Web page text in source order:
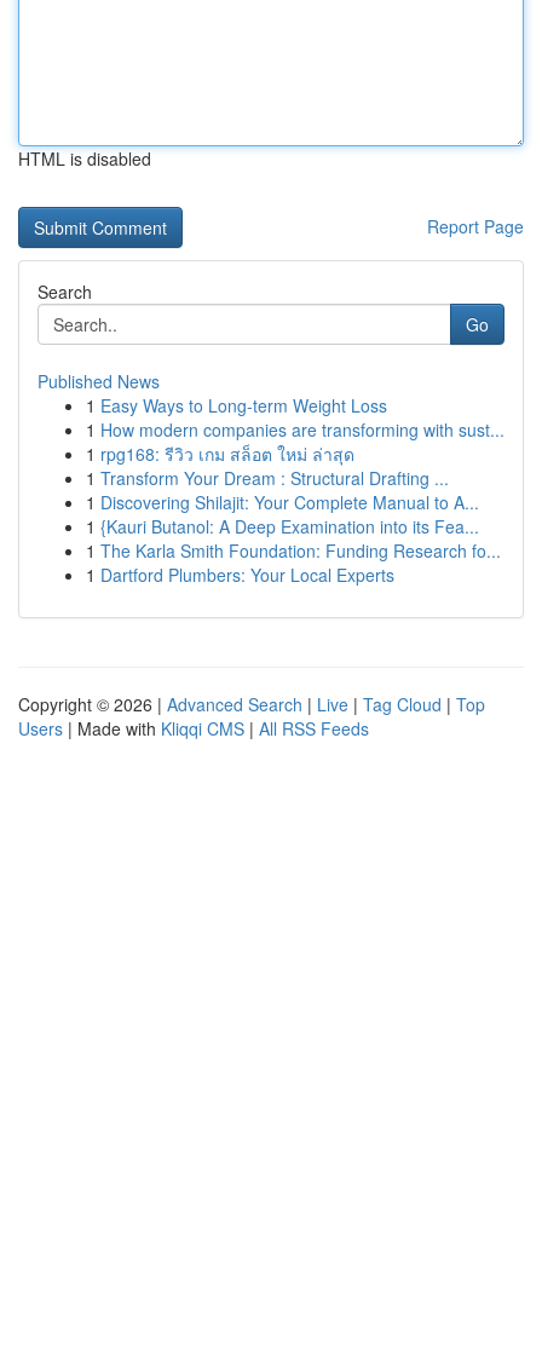
HTML is disabled
Report Page
Search
Go
Published News
1 Easy Ways to Long-term Weight Loss
1 How modern companies are transforming with sust...
1 rpg168: รีวิว เกม สล็อต ใหม่ ล่าสุด
1 Transform Your Dream : Structural Drafting ...
1 Discovering Shilajit: Your Complete Manual to A...
1 {Kauri Butanol: A Deep Examination into its Fea...
1 The Karla Smith Foundation: Funding Research fo...
1 Dartford Plumbers: Your Local Experts
Copyright © 2026 | Advanced Search | Live | Tag Cloud | Top
Users | Made with Kliqqi CMS | All RSS Feeds